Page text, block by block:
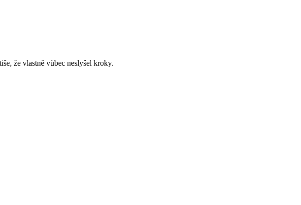
že vlastně vůbec neslyšel kroky.